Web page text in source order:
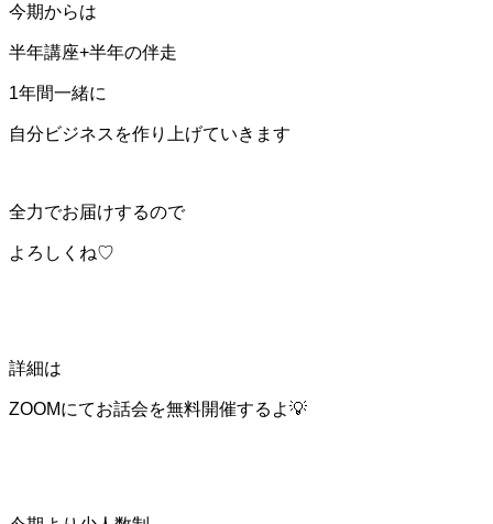
今期からは
半年講座+半年の伴走
1年間一緒に
自分ビジネスを作り上げていきます
全力でお届けするので
よろしくね♡
詳細は
ZOOMにてお話会を無料開催するよ💡